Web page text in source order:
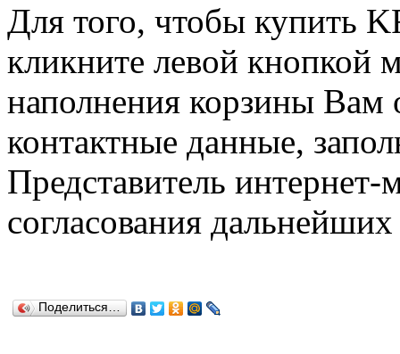
Для того, чтобы купить
кликните левой
наполнения корзины Вам
контактные данные,
Представитель
согласования
Поделиться…